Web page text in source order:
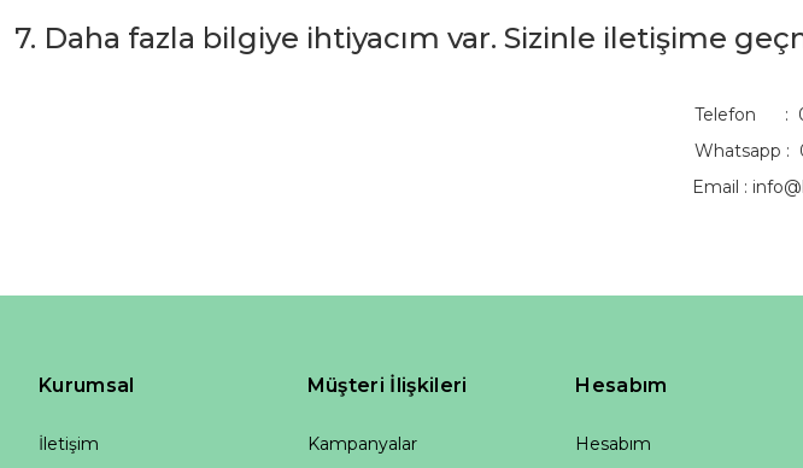
7. Daha fazla bilgiye ihtiyacım var. Sizinle iletişime
Telefon :
Whatsapp :
Email :
Kurumsal
İletişim
Müşteri İlişkileri
Kampanyalar
Hesabım
Hesabım